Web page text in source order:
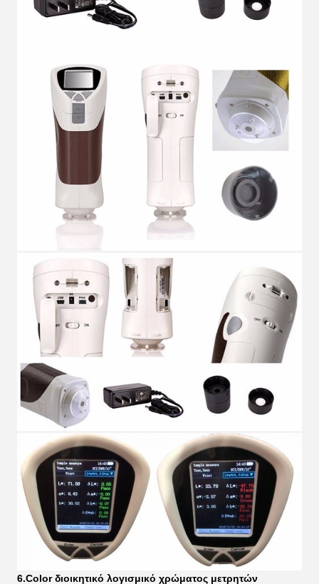
6.Color διοικητικό λογισμικό χρώματος μετρητών